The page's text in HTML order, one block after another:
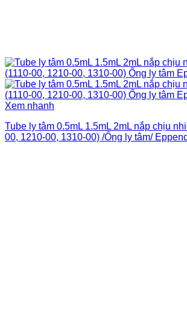
Xem nhanh
Tube ly tâm 0.5mL 1.5mL 2mL nắp chịu
00, 1210-00, 1310-00) /Ống ly tâm/